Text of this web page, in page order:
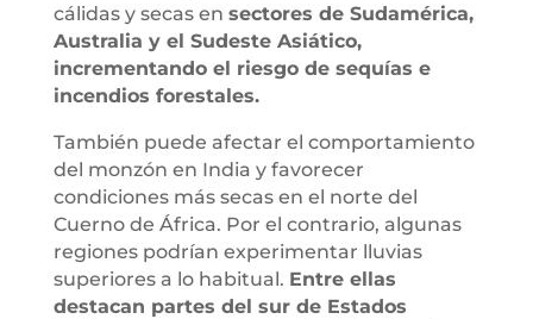
cálidas y secas en sectores de Sudamérica,
Australia y el Sudeste Asiático,
incrementando el riesgo de sequías e
incendios forestales.
También puede afectar el comportamiento
del monzón en India y favorecer
condiciones más secas en el norte del
Cuerno de África. Por el contrario, algunas
regiones podrían experimentar lluvias
superiores a lo habitual. Entre ellas
destacan partes del sur de Estados